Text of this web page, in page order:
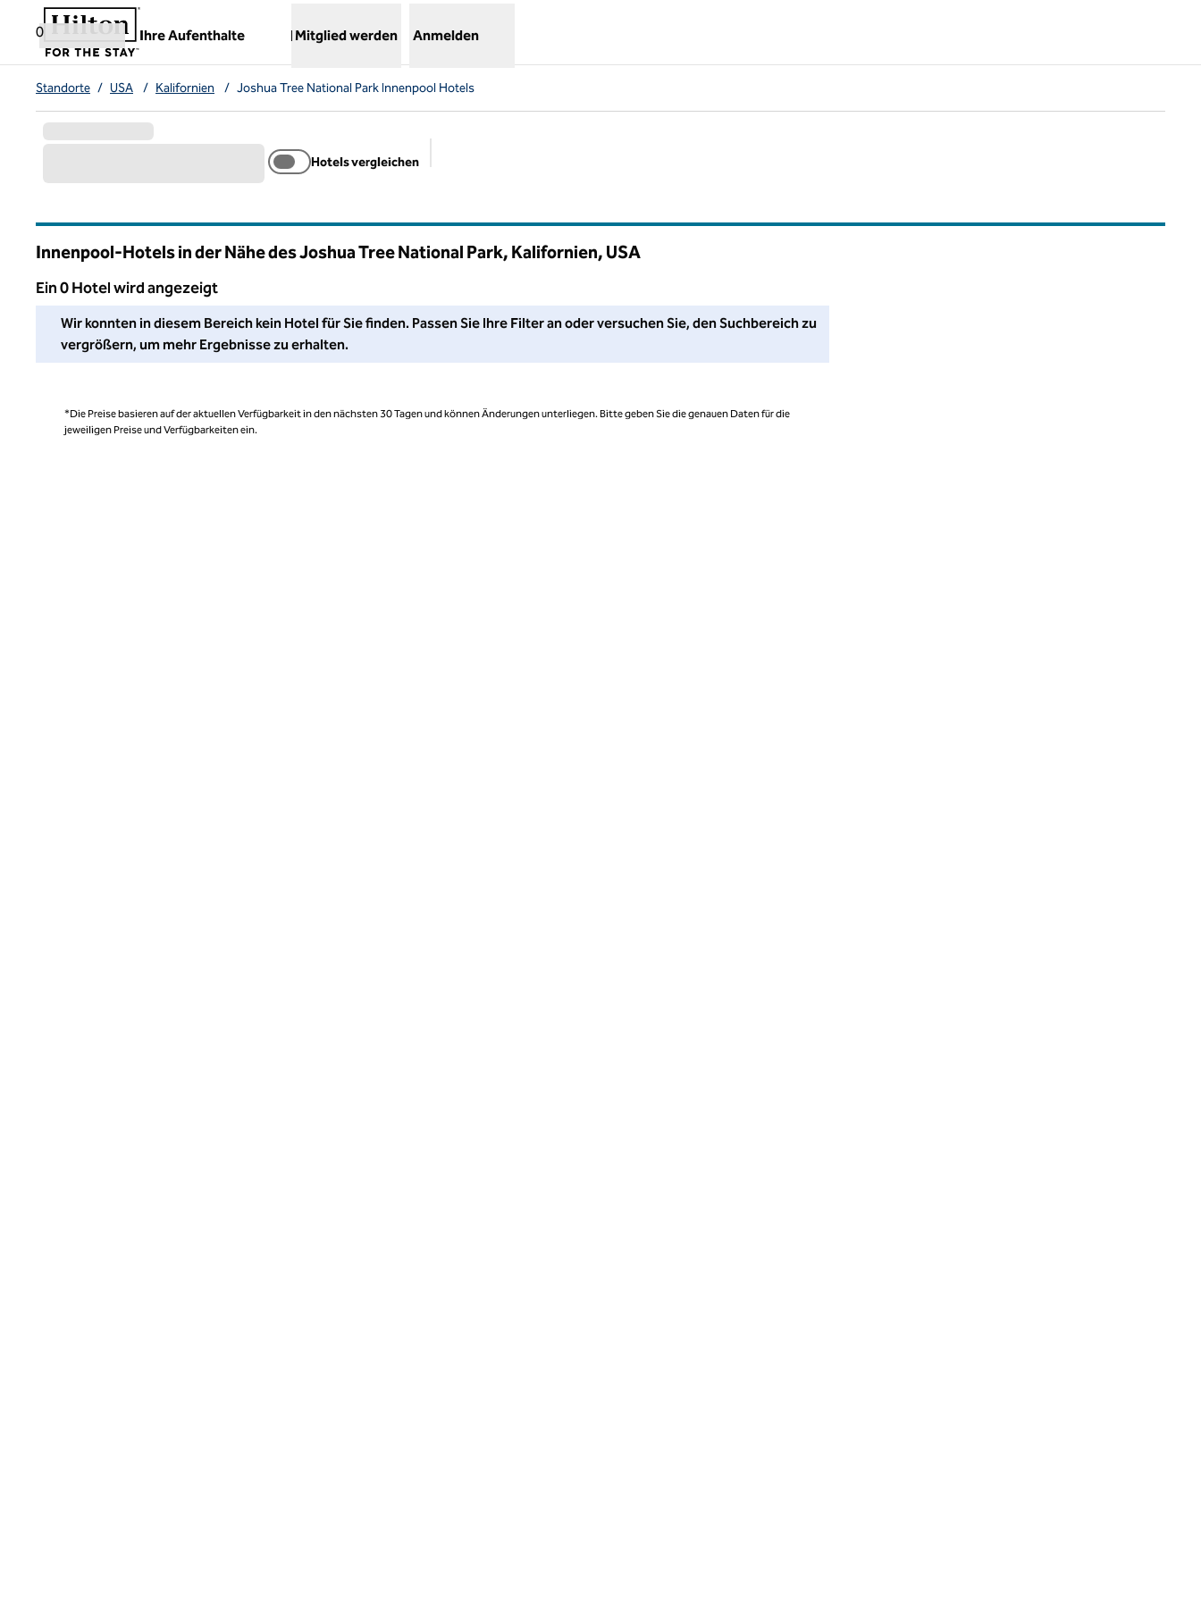
Weiter zum Inhalt
0
Ihre Aufenthalte
,öffnet neue Registerkarte
Mitglied werden Anmelden
Standorte / USA / Kalifornien / Joshua Tree National Park Innenpool Hotels
Hotels vergleichen
Innenpool-Hotels in der Nähe des Joshua Tree National Park, Kalifornien, USA
Ein 0 Hotel wird angezeigt
Wir konnten in diesem Bereich kein Hotel für Sie finden. Passen Sie Ihre Filter an oder versuchen Sie, den Suchbereich zu vergrößern, um mehr Ergebnisse zu erhalten.
Wir konnten in diesem Bereich kein Hotel für Sie finden. Passen Sie Ihre Filter an oder versuchen Sie, den Suchbereich zu
vergrößern, um mehr Ergebnisse zu erhalten.
*Die Preise basieren auf der aktuellen Verfügbarkeit in den nächsten 30 Tagen und können Änderungen unterliegen. Bitte geben Sie die genauen Daten für die
jeweiligen Preise und Verfügbarkeiten ein.